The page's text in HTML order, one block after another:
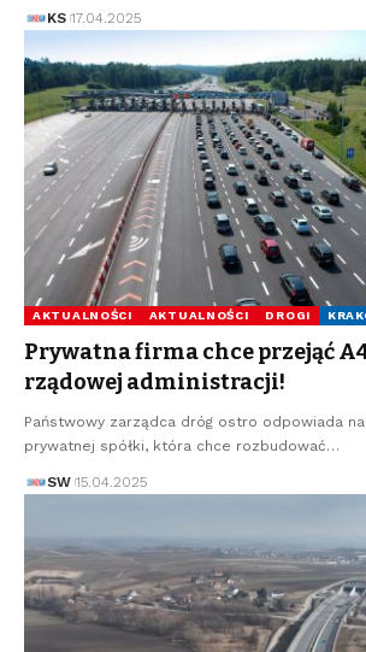
KS 17.04.2025
AKTUALNOŚCI AKTUALNOŚCI DROGI
Prywatna firma chce przejąć
rządowej administracji!
Państwowy zarządca dróg ostro odpowiada
prywatnej spółki, która chce rozbudować…
SW 15.04.2025